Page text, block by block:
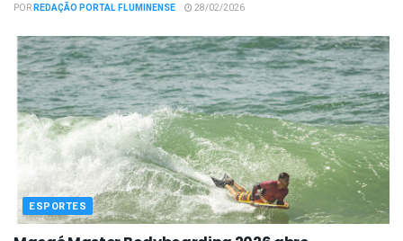
PORREDAÇÃO PORTAL FLUMINENSE 28/02/2026
ESPORTES